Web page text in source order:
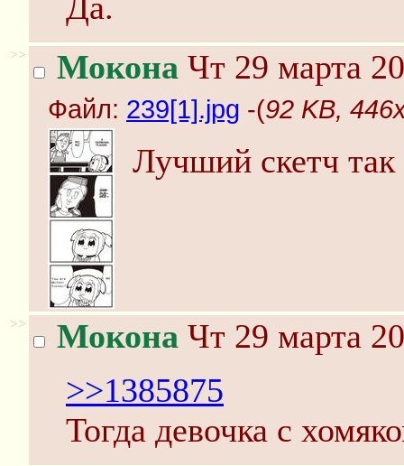
>> Мокона Чт 29 марта
Файл: 239[1].jpg -(92 KB,
Лучший скетч так
>> Мокона Чт 29 марта
>>1385875
Тогда девочка с